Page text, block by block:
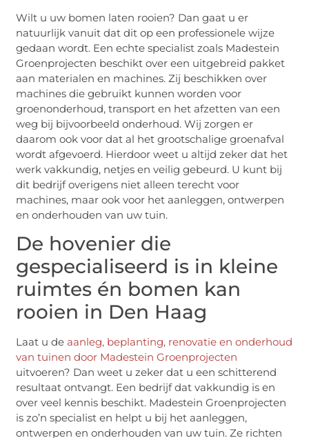
Wilt u uw bomen laten rooien? Dan gaat u er
natuurlijk vanuit dat dit op een professionele wijze
gedaan wordt. Een echte specialist zoals Madestein
Groenprojecten beschikt over een uitgebreid pakket
aan materialen en machines. Zij beschikken over
machines die gebruikt kunnen worden voor
groenonderhoud, transport en het afzetten van een
weg bij bijvoorbeeld onderhoud. Wij zorgen er
daarom ook voor dat al het grootschalige groenafval
wordt afgevoerd. Hierdoor weet u altijd zeker dat het
werk vakkundig, netjes en veilig gebeurd. U kunt bij
dit bedrijf overigens niet alleen terecht voor
machines, maar ook voor het aanleggen, ontwerpen
en onderhouden van uw tuin.
De hovenier die
gespecialiseerd is in kleine
ruimtes én bomen kan
rooien in Den Haag
Laat u deaanleg, beplanting, renovatie en onderhoud
van tuinen door Madestein Groenprojecten
uitvoeren? Dan weet u zeker dat u een schitterend
resultaat ontvangt. Een bedrijf dat vakkundig is en
over veel kennis beschikt. Madestein Groenprojecten
is zo’n specialist en helpt u bij het aanleggen,
ontwerpen en onderhouden van uw tuin. Ze richten